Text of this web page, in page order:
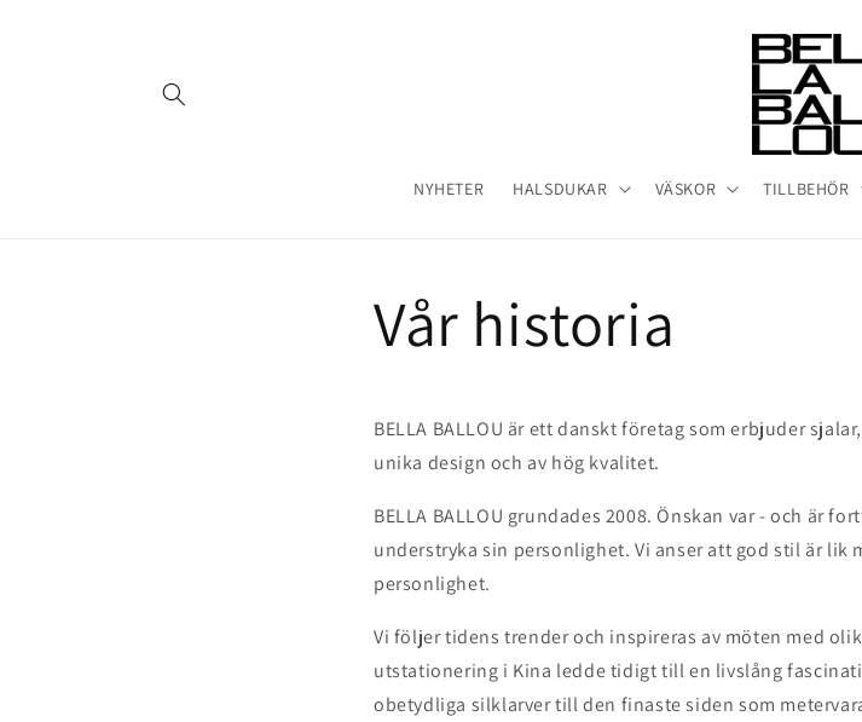
NYHETER HALSDUKAR VÄSKOR TILLBEHÖR
Vår historia
BELLA BALLOU är ett danskt företag som erbjuder
unika design och av hög kvalitet.
BELLA BALLOU grundades 2008. Önskan var - och är
understryka sin personlighet. Vi anser att god stil är
personlighet.
Vi följer tidens trender och inspireras av möten med
utstationering i Kina ledde tidigt till en livslång
obetydliga silklarver till den finaste siden som